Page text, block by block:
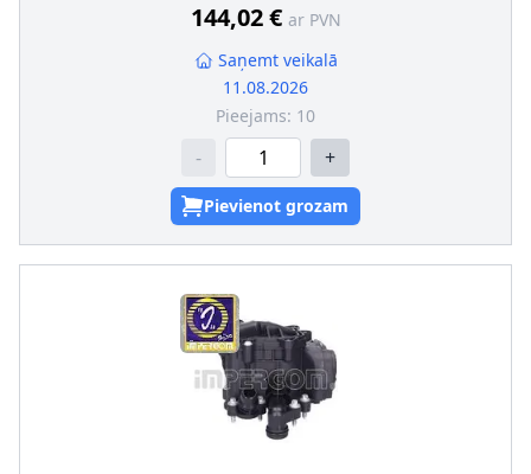
144,02 € ar PVN
Saņemt veikalā
11.08.2026
Pieejams: 10
- +
Pievienot grozam